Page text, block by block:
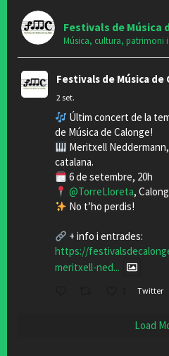
Festivals de Música
Música, cultura, patrimoni
Festivals de Música de
2 set.
Últim concert de la
de Música de Calonge!
Meritxell
catalana.
6 de setembre, 20h
@TorreLloreta,
No t’ho perdis!
+ info i entrades:
https://
meritxell-ned...
Twitter
Load